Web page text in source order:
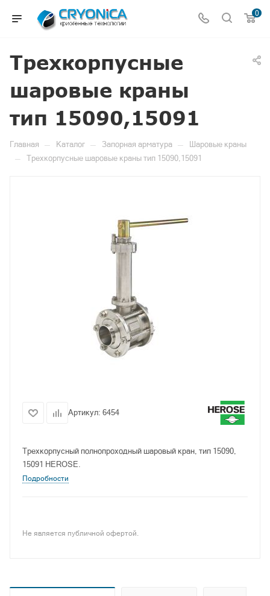
0
Трехкорпусные
шаровые краны
тип 15090,15091
Главная — Каталог — Запорная арматура — Шаровые краны
— Трехкорпусные шаровые краны тип 15090,15091
Артикул: 6454
Трехкорпусный полнопроходный шаровый кран, тип 15090,
15091 HEROSE.
Подробности
Не является публичной офертой.